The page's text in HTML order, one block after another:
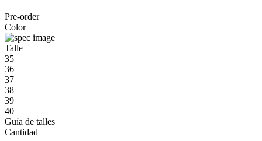
Pre-order
Color
Talle
35
36
37
38
39
40
Guía de talles
Cantidad